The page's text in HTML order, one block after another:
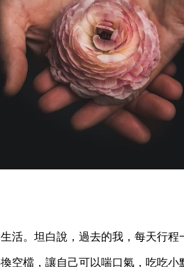
活。坦白說，過去的我，每天行
空檔，讓自己可以喘口氣，吃吃